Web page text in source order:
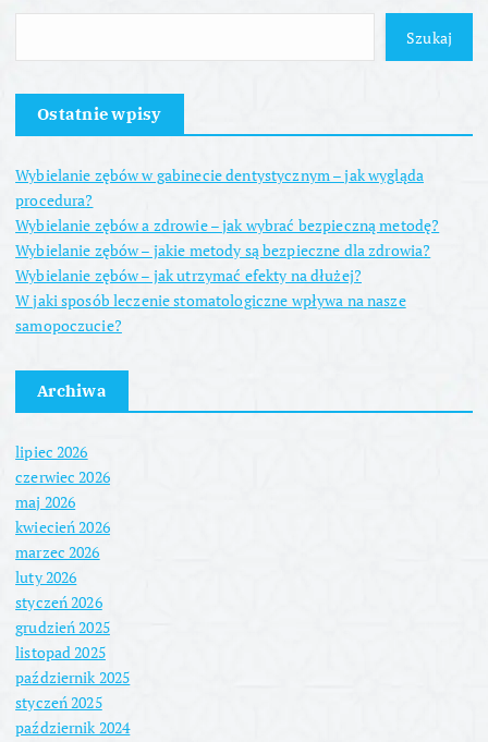
Szukaj
Ostatnie wpisy
Wybielanie zębów w gabinecie dentystycznym – jak wygląda
procedura?
Wybielanie zębów a zdrowie – jak wybrać bezpieczną metodę?
Wybielanie zębów – jakie metody są bezpieczne dla zdrowia?
Wybielanie zębów – jak utrzymać efekty na dłużej?
W jaki sposób leczenie stomatologiczne wpływa na nasze
samopoczucie?
Archiwa
lipiec 2026
czerwiec 2026
maj 2026
kwiecień 2026
marzec 2026
luty 2026
styczeń 2026
grudzień 2025
listopad 2025
październik 2025
styczeń 2025
październik 2024